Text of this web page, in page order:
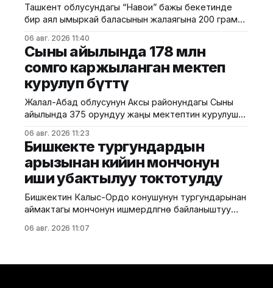
Ташкент облусундагы “Навои” бажы бекетинде
бир аял ымыркай баласынын жалаягына 200 грамм
менен алып өтүүгө аракет кылгандыгы үчүн кармалды.
Бул тууралуу Өзбек Республикасынын бажы
комитетинен кабарлашты. Баласынын жалаягына
катылган алтындан сырткары, кармалган аялдын
жанында бажы көзөмөлүнө декларацияланбаган -
70 гр салмактагы зер буюмдар табылган. Алдын
06 авг. 2026 11:40
Сыны айылында 178 млн
сомго каржыланган мектеп
курулуп бүттү
Жалал-Абад облусунун Аксы районундагы Сыны
айылында 375 орундуу жаңы мектептин курулушу
басма сөз кызматы билдирди. Маалыматка
ылайык, долбоор республикалык казынадан
каржыланып, анын жалпы наркы 178 млн сомду түздү.
Мектептин курулушу 2025-жылы июлда башталган.
Бүгүнкү күндө эки кабаттуу заманбап билим берүү
имараты толугу менен
06 авг. 2026 11:23
Бишкекте тургундардын
арызынан кийин мончонун
иши убактылуу токтотулду
Бишкектин Калыс-Ордо конушунун тургундарынан
аймактагы мончонун ишмердүүлүгүнө байланыштуу
кызматы текшерүү иштерин жүргүздү. Жаратылыш
06 авг. 2026 11:07